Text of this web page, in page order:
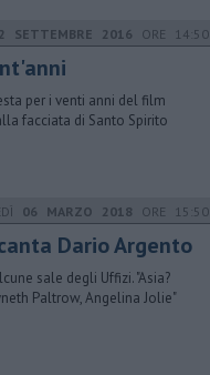
SETTEMBRE 2016 ORE 14:50
per i venti anni del film
facciata di Santo Spirito
06 MARZO 2018 ORE 15:50
Dario Argento
sale degli Uffizi. "Asia?
Paltrow, Angelina Jolie"